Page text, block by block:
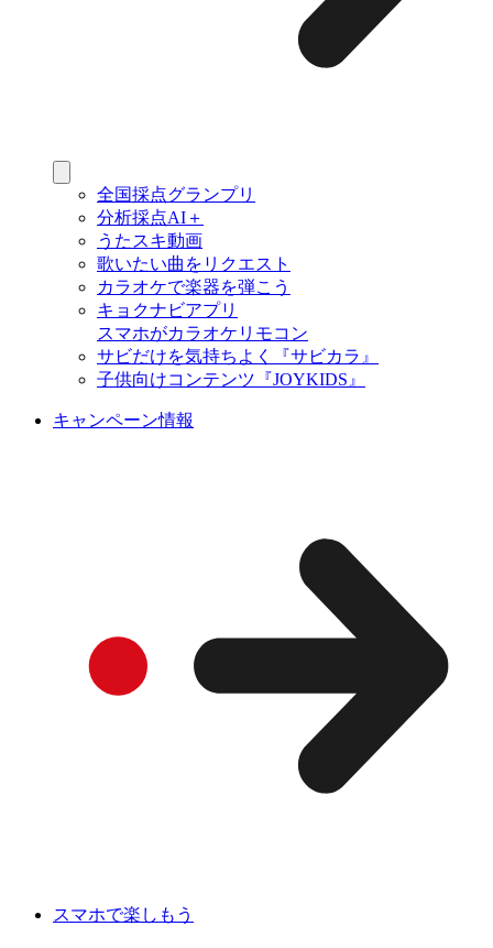
全国採点グランプリ
分析採点AI＋
うたスキ動画
歌いたい曲をリクエスト
カラオケで楽器を弾こう
キョクナビアプリ
スマホがカラオケリモコン
サビだけを気持ちよく『サビカラ』
子供向けコンテンツ『JOYKIDS』
キャンペーン情報
スマホで楽しもう